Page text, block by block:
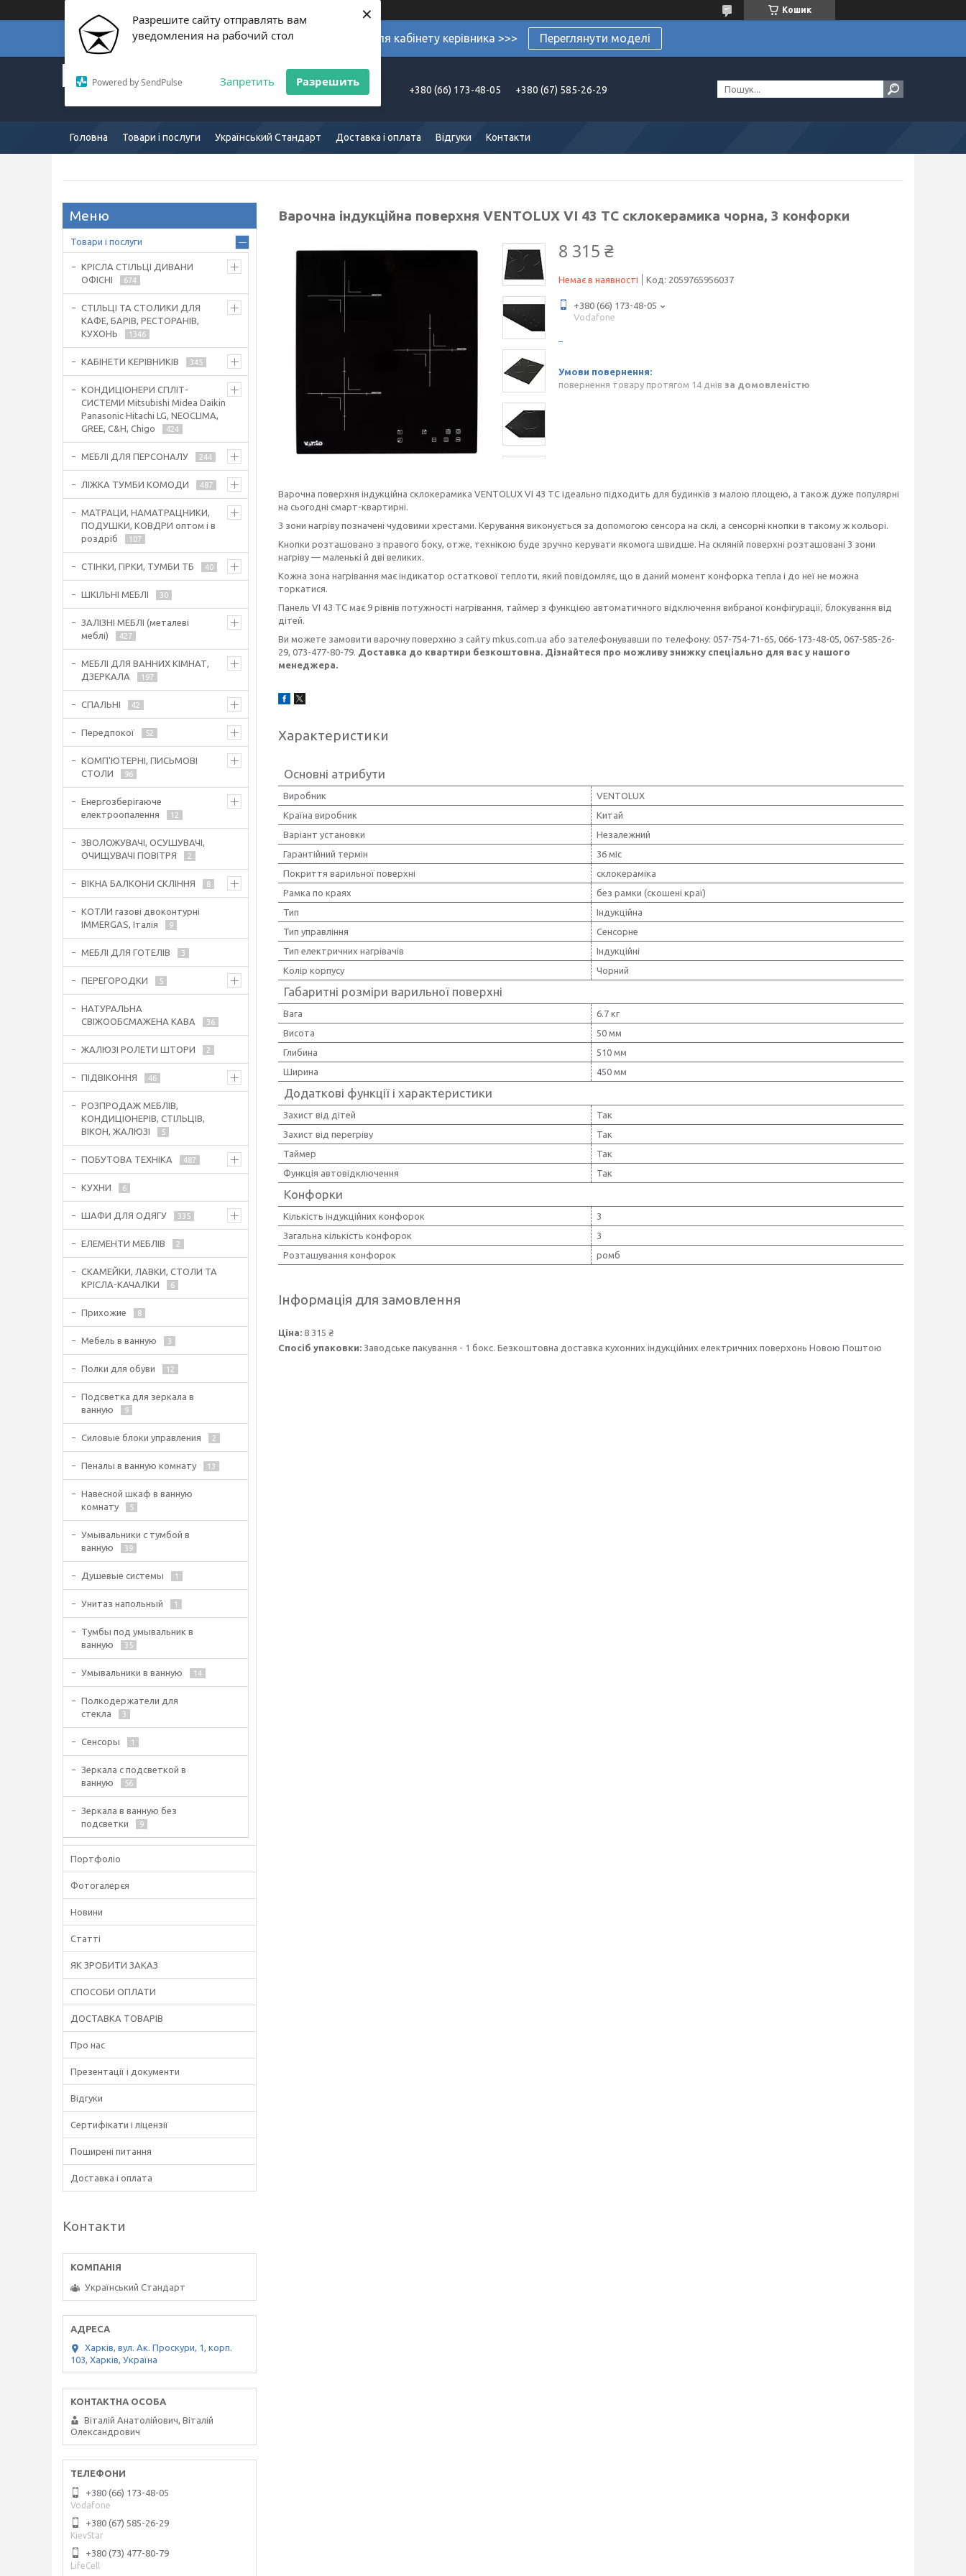
Разрешите сайту отправлять вам
уведомления на рабочий стол
Powered by SendPulse Запретить Разрешить
× Кошик
Супермеблі для кабінету керівника >>> Переглянути моделі
Український Стандарт:
Європейська якість:
+380 (66) 173-48-05 +380 (67) 585-26-29
Головна Товари і послуги Український Стандарт Доставка і оплата Відгуки Контакти
Варочна індукційна поверхня VENTOLUX VI 43 TC склокерамика чорна, 3 конфорки
8 315 ₴
Немає в наявності Код: 2059765956037
+380 (66) 173-48-05
Vodafone
повернення товару протягом 14 днів за домовленістю
Варочна поверхня індукційна склокерамика VENTOLUX VI 43 TC ідеально підходить для будинків з малою площею, а також дуже популярні
на сьогодні смарт-квартирні.
3 зони нагріву позначені чудовими хрестами. Керування виконується за допомогою сенсора на склі, а сенсорні кнопки в такому ж кольорі.
Кнопки розташовано з правого боку, отже, технікою буде зручно керувати якомога швидше. На скляній поверхні розташовані 3 зони
нагріву — маленькі й дві великих.
Кожна зона нагрівання має індикатор остаткової теплоти, який повідомляє, що в даний момент конфорка тепла і до неї не можна
торкатися.
Панель VI 43 TC має 9 рівнів потужності нагрівання, таймер з функцією автоматичного відключення вибраної конфігурації, блокування від
дітей.
Ви можете замовити варочну поверхню з сайту mkus.com.ua або зателефонувавши по телефону: 057-754-71-65, 066-173-48-05, 067-585-26-
29, 073-477-80-79. Доставка до квартири безкоштовна. Дізнайтеся про можливу знижку спеціально для вас у нашого
менеджера.
Характеристики
Основні атрибути
Виробник
VENTOLUX
Країна виробник
Китай
Варіант установки
Незалежний
Гарантійний термін
36 міс
Покриття варильної поверхні
склокераміка
Рамка по краях
без рамки (скошені краї)
Тип
Індукційна
Тип управління
Сенсорне
Тип електричних нагрівачів
Індукційні
Колір корпусу
Чорний
Габаритні розміри варильної поверхні
Вага
6.7 кг
Висота
50 мм
Глибина
510 мм
Ширина
450 мм
Додаткові функції і характеристики
Захист від дітей
Так
Захист від перегріву
Так
Таймер
Так
Функція автовідключення
Так
Конфорки
Кількість індукційних конфорок
3
Загальна кількість конфорок
3
Розташування конфорок
ромб
Інформація для замовлення
Ціна: 8 315 ₴
Спосіб упаковки: Заводське пакування - 1 бокс. Безкоштовна доставка кухонних індукційних електричних поверхонь Новою Поштою
Товари і послуги
КРІСЛА СТІЛЬЦІ ДИВАНИ
ОФІСНІ
674
СТІЛЬЦІ ТА СТОЛИКИ ДЛЯ
КАФЕ, БАРІВ, РЕСТОРАНІВ,
КУХОНЬ
1346
КАБІНЕТИ КЕРІВНИКІВ 345
КОНДИЦІОНЕРИ СПЛІТ-
СИСТЕМИ Mitsubishi Midea Daikin
Panasonic Hitachi LG, NEOCLIMA,
GREE, C&H, Chigo
424
МЕБЛІ ДЛЯ ПЕРСОНАЛУ 244
ЛІЖКА ТУМБИ КОМОДИ 487
МАТРАЦИ, НАМАТРАЦНИКИ,
ПОДУШКИ, КОВДРИ оптом і в
роздріб
107
СТІНКИ, ГІРКИ, ТУМБИ ТБ 40
ШКІЛЬНІ МЕБЛІ 30
ЗАЛІЗНІ МЕБЛІ (металеві
меблі)
427
МЕБЛІ ДЛЯ ВАННИХ КІМНАТ,
ДЗЕРКАЛА
197
СПАЛЬНІ 42
Передпокої 52
КОМП'ЮТЕРНІ, ПИСЬМОВІ
СТОЛИ
96
Енергозберігаюче
електроопалення
12
ЗВОЛОЖУВАЧІ, ОСУШУВАЧІ,
ОЧИЩУВАЧІ ПОВІТРЯ
2
ВІКНА БАЛКОНИ СКЛІННЯ 8
КОТЛИ газові двоконтурні
IMMERGAS, Італія
9
МЕБЛІ ДЛЯ ГОТЕЛІВ 3
ПЕРЕГОРОДКИ 5
НАТУРАЛЬНА
СВІЖООБСМАЖЕНА КАВА
36
ЖАЛЮЗІ РОЛЕТИ ШТОРИ 2
ПІДВІКОННЯ 46
РОЗПРОДАЖ МЕБЛІВ,
КОНДИЦІОНЕРІВ, СТІЛЬЦІВ,
ВІКОН, ЖАЛЮЗІ
5
ПОБУТОВА ТЕХНІКА 487
КУХНИ 6
ШАФИ ДЛЯ ОДЯГУ 335
ЕЛЕМЕНТИ МЕБЛІВ 2
СКАМЕЙКИ, ЛАВКИ, СТОЛИ ТА
КРІСЛА-КАЧАЛКИ
6
Прихожие 8
Мебель в ванную 3
Полки для обуви 12
Подсветка для зеркала в
ванную
9
Силовые блоки управления 2
Пеналы в ванную комнату 13
Навесной шкаф в ванную
комнату
5
Умывальники с тумбой в
ванную
39
Душевые системы 1
Унитаз напольный 1
Тумбы под умывальник в
ванную
35
Умывальники в ванную 14
Полкодержатели для
стекла
3
Сенсоры 1
Зеркала с подсветкой в
ванную
56
Зеркала в ванную без
подсветки
9
Портфоліо
Фотогалерєя
Новини
Статті
ЯК ЗРОБИТИ ЗАКАЗ
СПОСОБИ ОПЛАТИ
ДОСТАВКА ТОВАРІВ
Про нас
Презентації і документи
Відгуки
Сертифікати і ліцензії
Поширені питання
Доставка і оплата
Контакти
Український Стандарт
Харків, вул. Ак. Проскури, 1, корп.
103, Харків, Україна
Віталій Анатолійович, Віталій
Олександрович
+380 (66) 173-48-05
Vodafone
+380 (67) 585-26-29
KievStar
+380 (73) 477-80-79
LifeCell